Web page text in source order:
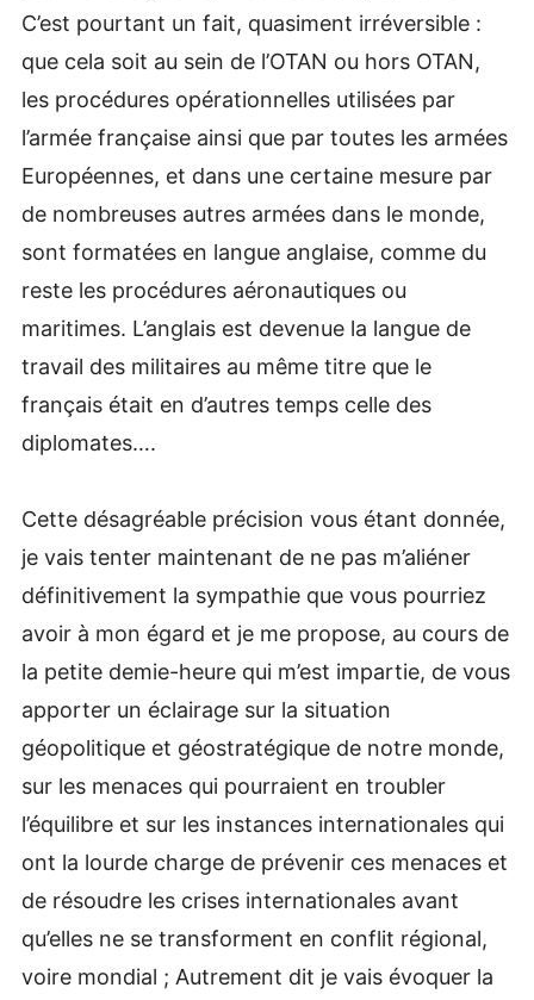
C’est pourtant un fait, quasiment irréversible :
que cela soit au sein de l’OTAN ou hors OTAN,
les procédures opérationnelles utilisées par
l’armée française ainsi que par toutes les armées
Européennes, et dans une certaine mesure par
de nombreuses autres armées dans le monde,
sont formatées en langue anglaise, comme du
reste les procédures aéronautiques ou
maritimes. L’anglais est devenue la langue de
travail des militaires au même titre que le
français était en d’autres temps celle des
diplomates….
Cette désagréable précision vous étant donnée,
je vais tenter maintenant de ne pas m’aliéner
définitivement la sympathie que vous pourriez
avoir à mon égard et je me propose, au cours de
la petite demie-heure qui m’est impartie, de vous
apporter un éclairage sur la situation
géopolitique et géostratégique de notre monde,
sur les menaces qui pourraient en troubler
l’équilibre et sur les instances internationales qui
ont la lourde charge de prévenir ces menaces et
de résoudre les crises internationales avant
qu’elles ne se transforment en conflit régional,
voire mondial ; Autrement dit je vais évoquer la